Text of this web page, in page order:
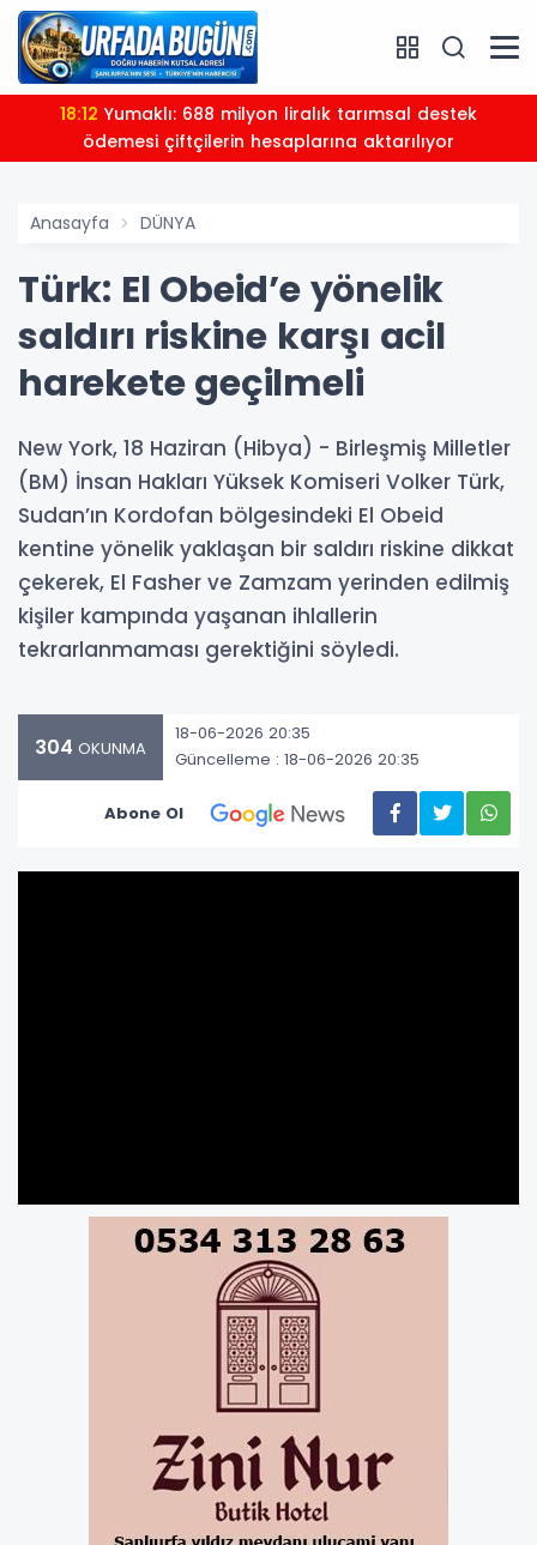
18:12
ödemesi çiftçilerin hesaplarına aktarılıyor
Anasayfa DÜNYA
Türk: El Obeid’e yönelik
saldırı riskine karşı acil
harekete geçilmeli
New York, 18 Haziran (Hibya) - Birleşmiş Milletler
(BM) İnsan Hakları Yüksek Komiseri Volker Türk,
Sudan’ın Kordofan bölgesindeki El Obeid
kentine yönelik yaklaşan bir saldırı riskine dikkat
çekerek, El Fasher ve Zamzam yerinden edilmiş
kişiler kampında yaşanan ihlallerin
tekrarlanmaması gerektiğini söyledi.
304 OKUNMA
18-06-2026 20:35
Güncelleme : 18-06-2026 20:35
Abone Ol